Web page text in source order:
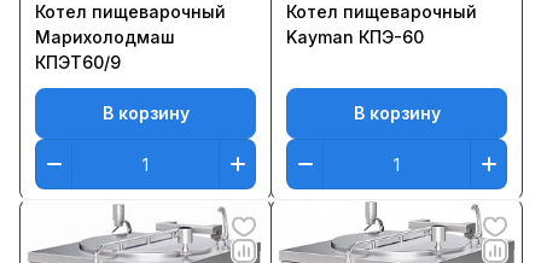
Котел пищеварочный
Марихолодмаш
КПЭТ60/9
В корзину
Котел пищеварочный
Kayman КПЭ-60
В корзину